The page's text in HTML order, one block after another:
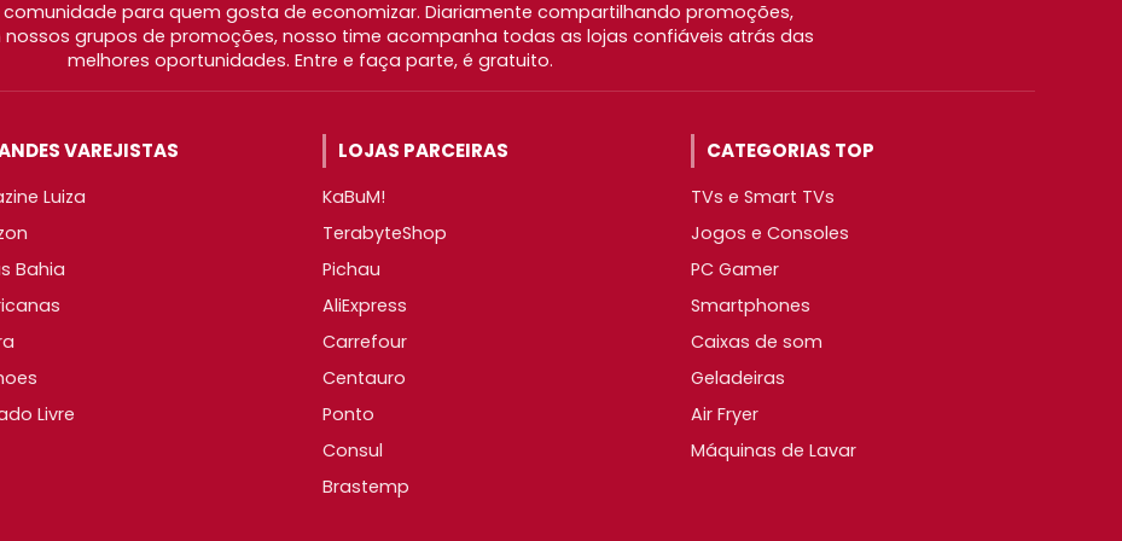
para quem gosta de economizar. Diariamente compartilhando promoções,
grupos de promoções, nosso time acompanha todas as lojas confiáveis atrás das
melhores oportunidades. Entre e faça parte, é gratuito.
VAREJISTAS
Luiza
Bahia
Livre
LOJAS PARCEIRAS
KaBuM!
TerabyteShop
Pichau
AliExpress
Carrefour
Centauro
Ponto
Consul
Brastemp
CATEGORIAS TOP
TVs e Smart TVs
Jogos e Consoles
PC Gamer
Smartphones
Caixas de som
Geladeiras
Air Fryer
Máquinas de Lavar